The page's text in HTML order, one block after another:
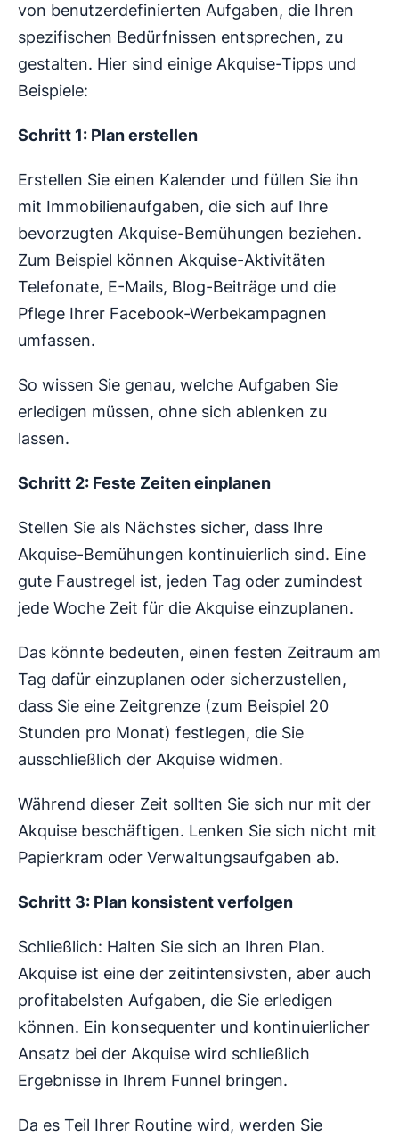
von benutzerdefinierten Aufgaben, die Ihren
spezifischen Bedürfnissen entsprechen, zu
gestalten. Hier sind einige Akquise-Tipps und
Beispiele:
Schritt 1: Plan erstellen
Erstellen Sie einen Kalender und füllen Sie ihn
mit Immobilienaufgaben, die sich auf Ihre
bevorzugten Akquise-Bemühungen beziehen.
Zum Beispiel können Akquise-Aktivitäten
Telefonate, E-Mails, Blog-Beiträge und die
Pflege Ihrer Facebook-Werbekampagnen
umfassen.
So wissen Sie genau, welche Aufgaben Sie
erledigen müssen, ohne sich ablenken zu
lassen.
Schritt 2: Feste Zeiten einplanen
Stellen Sie als Nächstes sicher, dass Ihre
Akquise-Bemühungen kontinuierlich sind. Eine
gute Faustregel ist, jeden Tag oder zumindest
jede Woche Zeit für die Akquise einzuplanen.
Das könnte bedeuten, einen festen Zeitraum am
Tag dafür einzuplanen oder sicherzustellen,
dass Sie eine Zeitgrenze (zum Beispiel 20
Stunden pro Monat) festlegen, die Sie
ausschließlich der Akquise widmen.
Während dieser Zeit sollten Sie sich nur mit der
Akquise beschäftigen. Lenken Sie sich nicht mit
Papierkram oder Verwaltungsaufgaben ab.
Schritt 3: Plan konsistent verfolgen
Schließlich: Halten Sie sich an Ihren Plan.
Akquise ist eine der zeitintensivsten, aber auch
profitabelsten Aufgaben, die Sie erledigen
können. Ein konsequenter und kontinuierlicher
Ansatz bei der Akquise wird schließlich
Ergebnisse in Ihrem Funnel bringen.
Da es Teil Ihrer Routine wird, werden Sie